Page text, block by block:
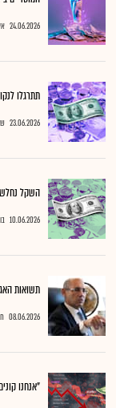
24.06.2026
תתרגלו
23.06.2026
השקל נחלש
10.06.2026
תשואות
08.06.2026
"אנחנו